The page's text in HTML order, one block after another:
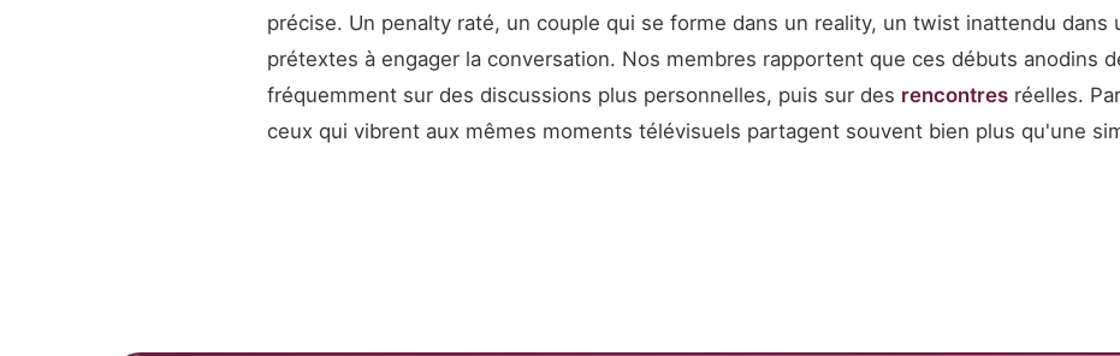
précise. Un penalty raté, un couple qui se forme dans un reality, un twist inattendu dans
prétextes à engager la conversation. Nos membres rapportent que ces débuts anodins
fréquemment sur des discussions plus personnelles, puis sur des rencontres réelles.
ceux qui vibrent aux mêmes moments télévisuels partagent souvent bien plus qu'une